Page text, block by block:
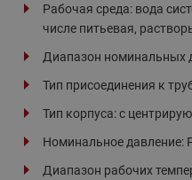
Рабочая среда: вода
числе питьевая,
Диапазон номинальных
Тип присоединения к
Тип корпуса: с
Номинальное давление:
Диапазон рабочих